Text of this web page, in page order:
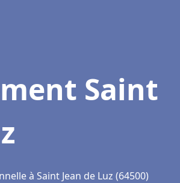
Saint
à Saint Jean de Luz (64500)